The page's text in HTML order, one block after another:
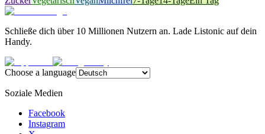
Schließe dich über 10 Millionen Nutzern an. Lade Listonic auf dein
Handy.
Choose a language
Soziale Medien
Facebook
Instagram